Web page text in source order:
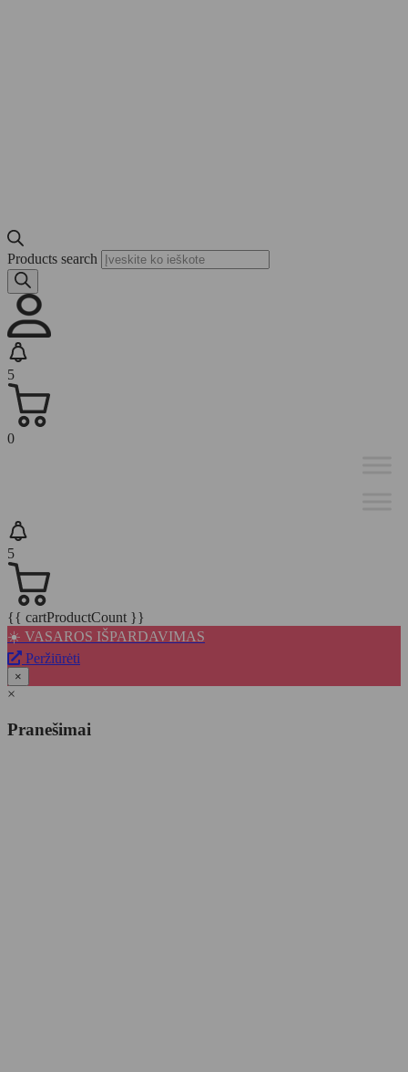
Products search
5
0
5
{{ cartProductCount }}
☀️ VASAROS IŠPARDAVIMAS
Peržiūrėti
×
×
Pranešimai